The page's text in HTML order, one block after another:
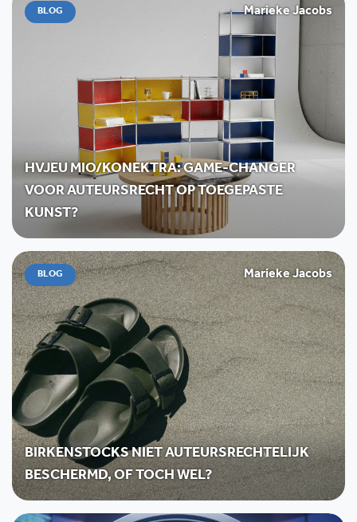
BLOG Marieke Jacobs
HVJEU MIO/KONEKTRA: GAME-CHANGER
VOOR AUTEURSRECHT OP TOEGEPASTE
KUNST?
BLOG Marieke Jacobs
BIRKENSTOCKS NIET AUTEURSRECHTELIJK
BESCHERMD, OF TOCH WEL?